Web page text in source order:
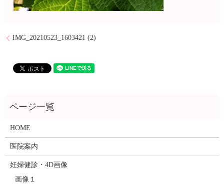
IMG_20210523_1603421 (2)
HOME
医院案内
妊婦健診・4D画像
画像１